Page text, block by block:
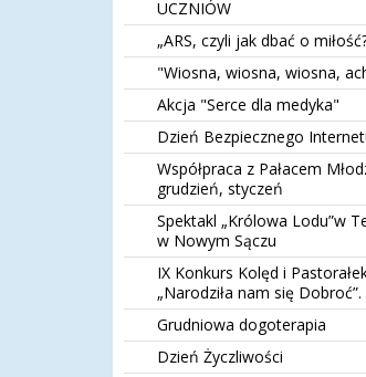
UCZNIÓW
„ARS, czyli jak dbać o
"Wiosna, wiosna, wiosna,
Akcja "Serce dla medyka"
Dzień Bezpiecznego
Współpraca z Pałacem
grudzień, styczeń
Spektakl „Królowa Lodu”w
w Nowym Sączu
IX Konkurs Kolęd i
„Narodziła nam się Dobroć”.
Grudniowa dogoterapia
Dzień Życzliwości